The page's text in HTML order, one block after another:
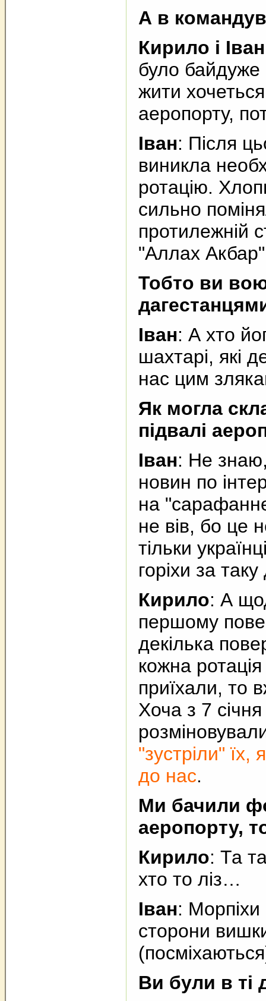
А в
Кирило і
було
жити
аеропорту,
Іван: Після
виникла
ротацію.
сильно
протилежній
"Аллах
Тобто ви
Іван: А хто
шахтарі, які
нас цим
Як могла
підвалі
Іван: Не
новин по
на "сарафанне
не вів, бо це
тільки
горіхи за
Кирило: А
першому
декілька
кожна
приїхали, то
Хоча з 7
"зустріли"
до нас.
Ми бачили
аеропорту,
Кирило: Та
хто то ліз…
Іван: Морпіхи
сторони
Ви були в ті